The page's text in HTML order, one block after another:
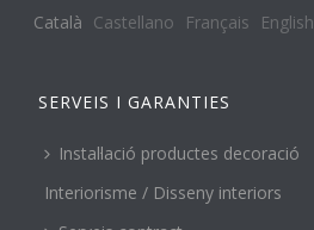
Català Castellano Français English
SERVEIS I GARANTIES
Instal·lació productes decoració
Interiorisme / Disseny interiors